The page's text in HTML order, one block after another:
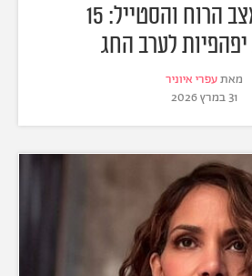
להרמת מצב הרוח והסטייל: 15
לערב החג
מאתעפרי איוניר
31 במרץ 2026